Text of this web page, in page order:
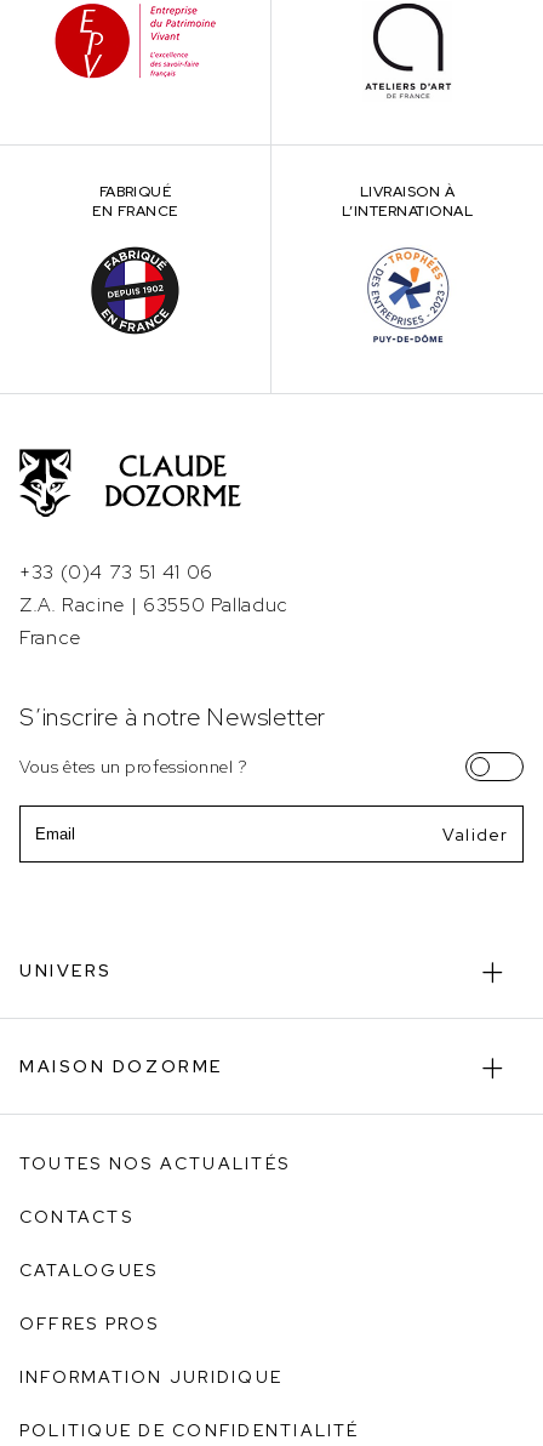
FABRIQUÉ
EN FRANCE
LIVRAISON À
L’INTERNATIONAL
+33 (0)4 73 51 41 06
Z.A. Racine | 63550 Palladuc
France
S’inscrire à notre Newsletter
Vous êtes un professionnel ?
UNIVERS
MAISON DOZORME
TOUTES NOS ACTUALITÉS
CONTACTS
CATALOGUES
OFFRES PROS
INFORMATION JURIDIQUE
POLITIQUE DE CONFIDENTIALITÉ